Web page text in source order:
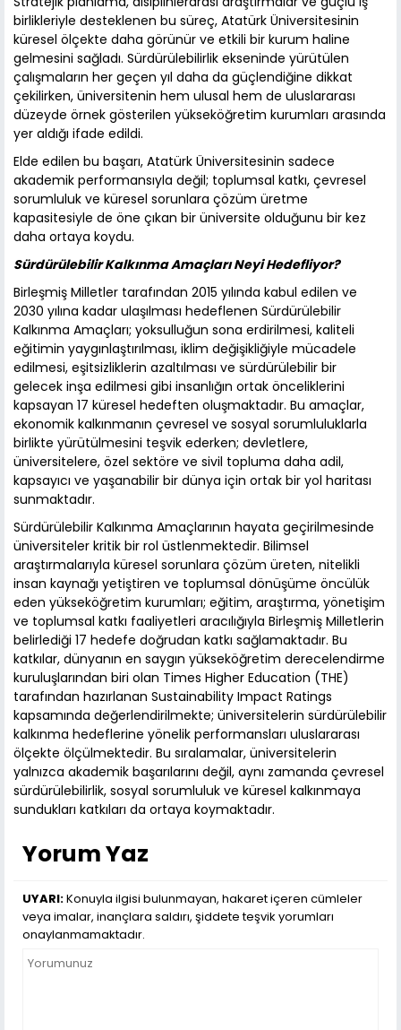
birlikleriyle desteklenen bu süreç, Atatürk Üniversitesinin
küresel ölçekte daha görünür ve etkili bir kurum haline
gelmesini sağladı. Sürdürülebilirlik ekseninde yürütülen
çalışmaların her geçen yıl daha da güçlendiğine dikkat
çekilirken, üniversitenin hem ulusal hem de uluslararası
düzeyde örnek gösterilen yükseköğretim kurumları arasında
yer aldığı ifade edildi.
Elde edilen bu başarı, Atatürk Üniversitesinin sadece
akademik performansıyla değil; toplumsal katkı, çevresel
sorumluluk ve küresel sorunlara çözüm üretme
kapasitesiyle de öne çıkan bir üniversite olduğunu bir kez
daha ortaya koydu.
Sürdürülebilir Kalkınma Amaçları Neyi Hedefliyor?
Birleşmiş Milletler tarafından 2015 yılında kabul edilen ve
2030 yılına kadar ulaşılması hedeflenen Sürdürülebilir
Kalkınma Amaçları; yoksulluğun sona erdirilmesi, kaliteli
eğitimin yaygınlaştırılması, iklim değişikliğiyle mücadele
edilmesi, eşitsizliklerin azaltılması ve sürdürülebilir bir
gelecek inşa edilmesi gibi insanlığın ortak önceliklerini
kapsayan 17 küresel hedeften oluşmaktadır. Bu amaçlar,
ekonomik kalkınmanın çevresel ve sosyal sorumluluklarla
birlikte yürütülmesini teşvik ederken; devletlere,
üniversitelere, özel sektöre ve sivil topluma daha adil,
kapsayıcı ve yaşanabilir bir dünya için ortak bir yol haritası
sunmaktadır.
Sürdürülebilir Kalkınma Amaçlarının hayata geçirilmesinde
üniversiteler kritik bir rol üstlenmektedir. Bilimsel
araştırmalarıyla küresel sorunlara çözüm üreten, nitelikli
insan kaynağı yetiştiren ve toplumsal dönüşüme öncülük
eden yükseköğretim kurumları; eğitim, araştırma, yönetişim
ve toplumsal katkı faaliyetleri aracılığıyla Birleşmiş Milletlerin
belirlediği 17 hedefe doğrudan katkı sağlamaktadır. Bu
katkılar, dünyanın en saygın yükseköğretim derecelendirme
kuruluşlarından biri olan Times Higher Education (THE)
tarafından hazırlanan Sustainability Impact Ratings
kapsamında değerlendirilmekte; üniversitelerin sürdürülebilir
kalkınma hedeflerine yönelik performansları uluslararası
ölçekte ölçülmektedir. Bu sıralamalar, üniversitelerin
yalnızca akademik başarılarını değil, aynı zamanda çevresel
sürdürülebilirlik, sosyal sorumluluk ve küresel kalkınmaya
sundukları katkıları da ortaya koymaktadır.
Yorum Yaz
UYARI:Konuyla ilgisi bulunmayan, hakaret içeren cümleler
veya imalar, inançlara saldırı, şiddete teşvik yorumları
onaylanmamaktadır.